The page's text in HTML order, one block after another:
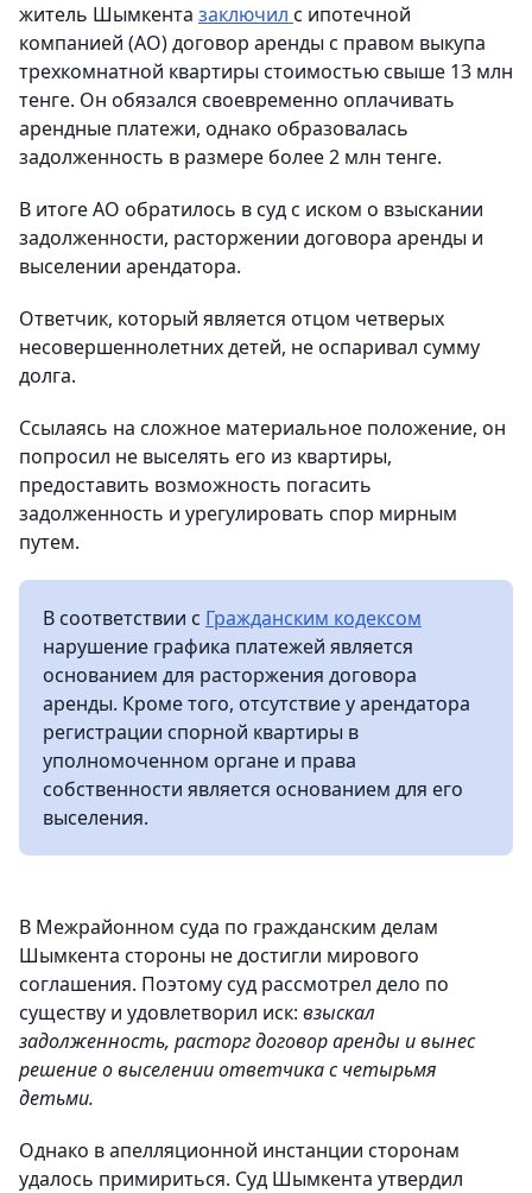
житель Шымкента заключил с ипотечной
компанией (АО) договор аренды с правом выкупа
трехкомнатной квартиры стоимостью свыше 13 млн
тенге. Он обязался своевременно оплачивать
арендные платежи, однако образовалась
задолженность в размере более 2 млн тенге.
В итоге АО обратилось в суд с иском о взыскании
задолженности, расторжении договора аренды и
выселении арендатора.
Ответчик, который является отцом четверых
несовершеннолетних детей, не оспаривал сумму
долга.
Ссылаясь на сложное материальное положение, он
попросил не выселять его из квартиры,
предоставить возможность погасить
задолженность и урегулировать спор мирным
путем.
В соответствии с Гражданским кодексом
нарушение графика платежей является
основанием для расторжения договора
аренды. Кроме того, отсутствие у арендатора
регистрации спорной квартиры в
уполномоченном органе и права
собственности является основанием для его
выселения.
В Межрайонном суда по гражданским делам
Шымкента стороны не достигли мирового
соглашения. Поэтому суд рассмотрел дело по
существу и удовлетворил иск: взыскал
задолженность, расторг договор аренды и вынес
решение о выселении ответчика с четырьмя
детьми.
Однако в апелляционной инстанции сторонам
удалось примириться. Суд Шымкента утвердил